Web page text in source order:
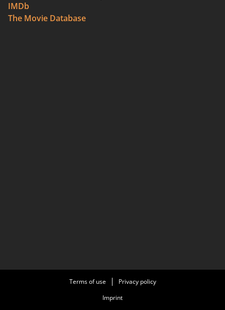
IMDb
The Movie Database
Terms of use
Privacy policy
Imprint